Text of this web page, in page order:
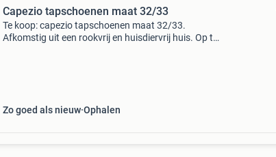
Capezio tapschoenen maat 32/33
Te koop: capezio tapschoenen maat 32/33.
Afkomstig uit een rookvrij en huisdiervrij huis. Op te
Zo goed als nieuw Ophalen